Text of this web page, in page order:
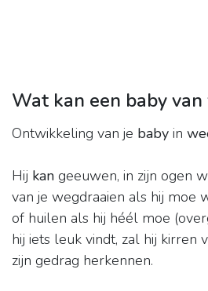
Wat kan een baby
Ontwikkeling van je baby in
Hij kan geeuwen, in zijn ogen
van je wegdraaien als hij moe
of huilen als hij héél moe
hij iets leuk vindt, zal hij kirren
zijn gedrag herkennen.